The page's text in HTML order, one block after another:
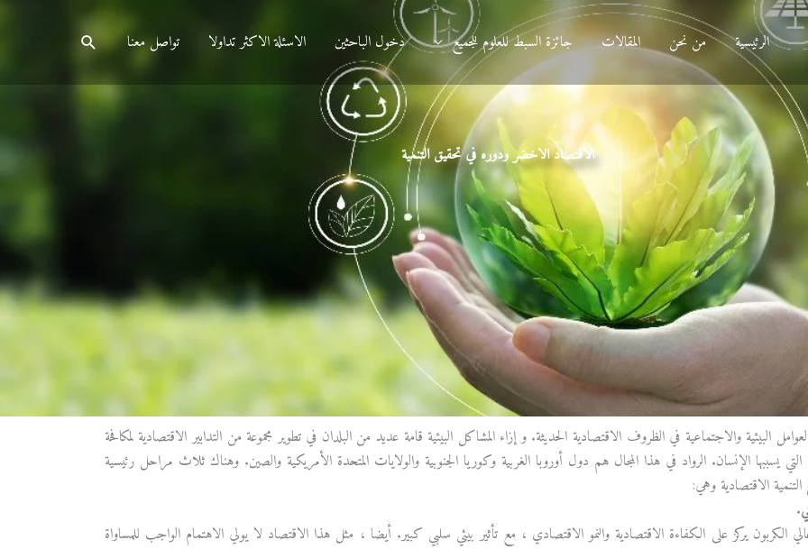
الرئيسية من نحن المقالات جائزة السبط للعلوم للجميع دخول الباحثين الاسئلة الاكثر تداولا تواصل معنا البحث
الاقتصاد الاخضر ودوره في تحقيق التنمية
البيئية والاجتماعية في الظروف الاقتصادية الحديثة. و إزاء المشاكل البيئية قامة عديد من البلدان في تطوير مجموعة من التدابير الاقتصادية لمكافحة
التي يسببها الإنسان. الرواد في هذا المجال هم دول أوروبا الغربية وكوريا الجنوبية والولايات المتحدة الأمريكية والصين. وهناك ثلاث مراحل رئيسية
الاقتصادية وهي:
.
الكربون يركز على الكفاءة الاقتصادية والنمو الاقتصادي ، مع تأثير بيئي سلبي كبير. أيضا ، مثل هذا الاقتصاد لا يولي الاهتمام الواجب للمساواة